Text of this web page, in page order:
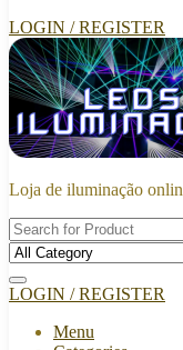
LOGIN / REGISTER
Loja de iluminação
LOGIN / REGISTER
Menu